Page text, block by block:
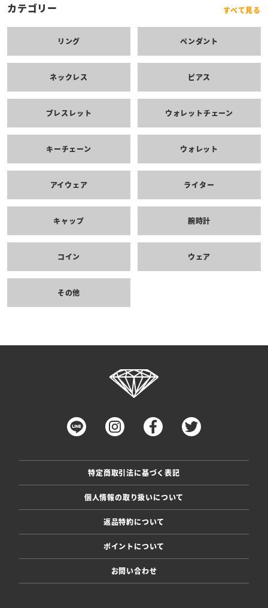
カテゴリー すべて見る
リング ペンダント
ネックレス ピアス
ブレスレット ウォレットチェーン
キーチェーン ウォレット
アイウェア ライター
キャップ 腕時計
コイン ウェア
その他
特定商取引法に基づく表記
個人情報の取り扱いについて
返品特約について
ポイントについて
お問い合わせ